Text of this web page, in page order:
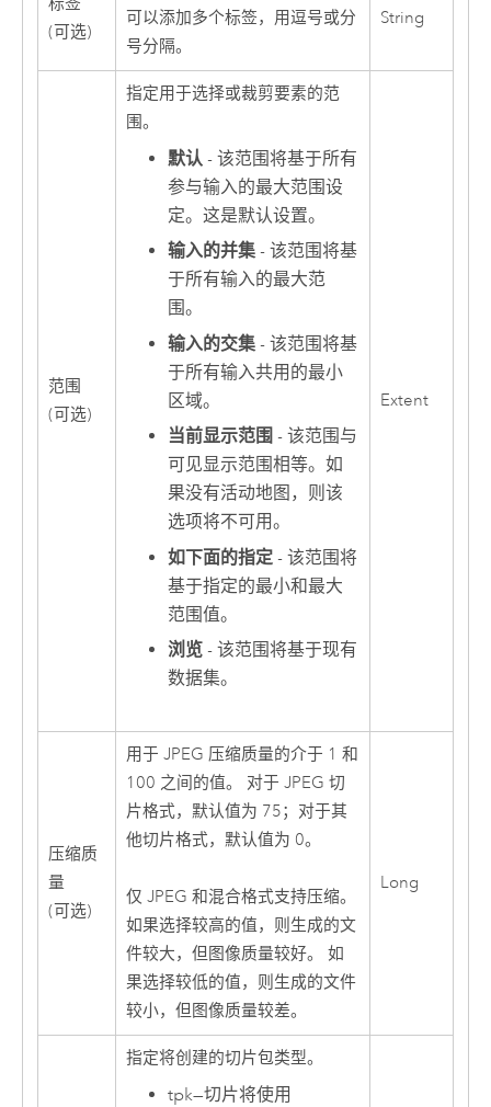
(可选)
可以添加多个标签，用逗号或分
号分隔。
String
范围
(可选)
指定用于选择或裁剪要素的范
围。
默认 - 该范围将基于所有
参与输入的最大范围设
定。这是默认设置。
输入的并集 - 该范围将基
于所有输入的最大范
围。
输入的交集 - 该范围将基
于所有输入共用的最小
区域。
当前显示范围 - 该范围与
可见显示范围相等。如
果没有活动地图，则该
选项将不可用。
如下面的指定 - 该范围将
基于指定的最小和最大
范围值。
浏览 - 该范围将基于现有
数据集。
Extent
压缩质
量
(可选)
用于 JPEG 压缩质量的介于 1 和
100 之间的值。 对于 JPEG 切
片格式，默认值为 75；对于其
他切片格式，默认值为 0。
仅 JPEG 和混合格式支持压缩。
如果选择较高的值，则生成的文
件较大，但图像质量较好。 如
果选择较低的值，则生成的文件
较小，但图像质量较差。
Long
指定将创建的切片包类型。
tpk—切片将使用